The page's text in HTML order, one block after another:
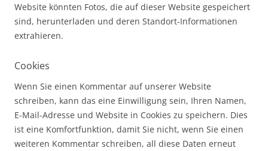
Website könnten Fotos, die auf dieser Website gespeichert
sind, herunterladen und deren Standort-Informationen
extrahieren.
Cookies
Wenn Sie einen Kommentar auf unserer Website
schreiben, kann das eine Einwilligung sein, Ihren Namen,
E-Mail-Adresse und Website in Cookies zu speichern. Dies
ist eine Komfortfunktion, damit Sie nicht, wenn Sie einen
weiteren Kommentar schreiben, all diese Daten erneut